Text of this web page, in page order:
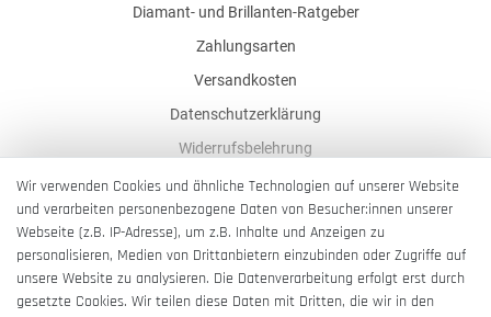
Diamant- und Brillanten-Ratgeber
Zahlungsarten
Versandkosten
Datenschutzerklärung
Widerrufsbelehrung
AGB
Impressum
Barrierefreiheitserklärung
Wir verwenden Cookies und ähnliche Technologien auf unserer Website
und verarbeiten personenbezogene Daten von Besucher:innen unserer
Webseite (z.B. IP-Adresse), um z.B. Inhalte und Anzeigen zu
personalisieren, Medien von Drittanbietern einzubinden oder Zugriffe auf
unsere Website zu analysieren. Die Datenverarbeitung erfolgt erst durch
gesetzte Cookies. Wir teilen diese Daten mit Dritten, die wir in den